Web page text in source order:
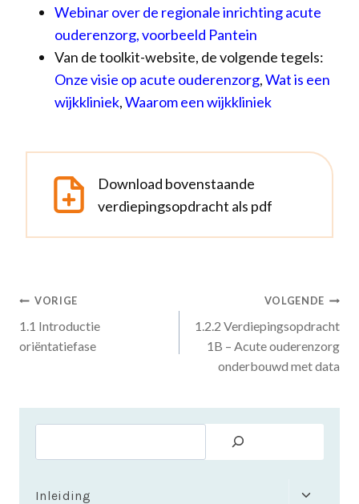
Webinar over de regionale inrichting acute
ouderenzorg, voorbeeld Pantein
Van de toolkit-website, de volgende tegels:
Onze visie op acute ouderenzorg,Wat is een
wijkkliniek,Waarom een wijkkliniek
Download bovenstaande
verdiepingsopdracht als pdf
Bericht
navigatie
VORIGE
1.1 Introductie
oriëntatiefase
VOLGENDE
1.2.2 Verdiepingsopdracht
1B – Acute ouderenzorg
onderbouwd met data
Inleiding
Toggle